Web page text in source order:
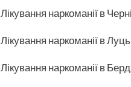
Лікування наркоманії в
Лікування наркоманії в
Лікування наркоманії в